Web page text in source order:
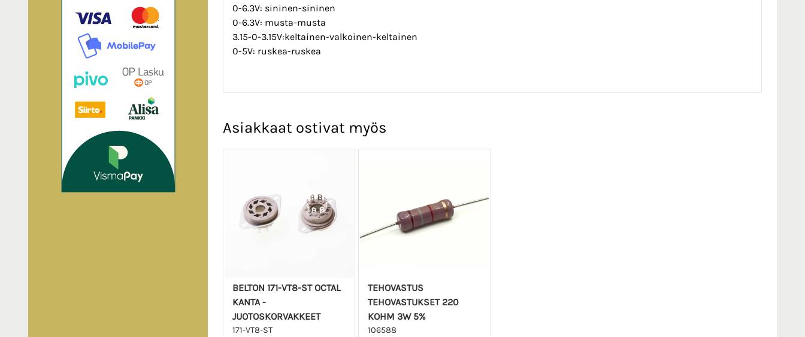
0-6.3V: sininen-sininen
0-6.3V: musta-musta
3.15-0-3.15V:keltainen-valkoinen-keltainen
0-5V: ruskea-ruskea
Asiakkaat ostivat myös
BELTON 171-VT8-ST OCTAL
KANTA -
JUOTOSKORVAKKEET
171-VT8-ST
TEHOVASTUS
TEHOVASTUKSET 220
KOHM 3W 5%
106588